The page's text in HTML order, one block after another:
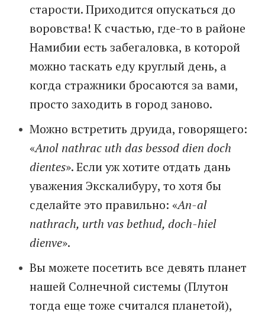
старости. Приходится опускаться до
воровства! К счастью, где-то в районе
Намибии есть забегаловка, в которой
можно таскать еду круглый день, а
когда стражники бросаются за вами,
просто заходить в город заново.
Можно встретить друида, говорящего:
«Anol nathrac uth das bessod dien doch
dientes». Если уж хотите отдать дань
уважения Экскалибуру, то хотя бы
сделайте это правильно: «An-al
nathrach, urth vas bethud, doch-hiel
dienve».
Вы можете посетить все девять планет
нашей Солнечной системы (Плутон
тогда еще тоже считался планетой),